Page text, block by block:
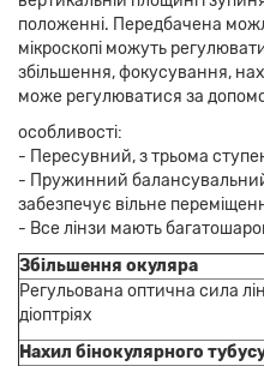
положенні. Передбачена
мікроскопі можуть
збільшення, фокусування,
може регулюватися за
особливості:
- Пересувний, з трьома
- Пружинний
забезпечує вільне
- Все лінзи мають
Збільшення окуляра
Регульована оптична сила
діоптріях
Нахил бінокулярного